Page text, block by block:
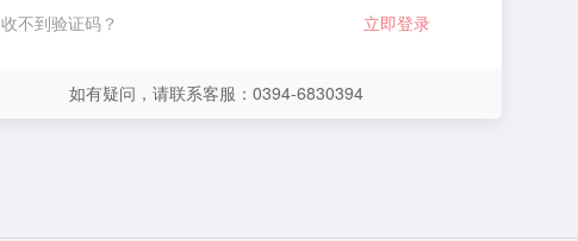
收不到验证码？ 立即登录
如有疑问，请联系客服：0394-6830394